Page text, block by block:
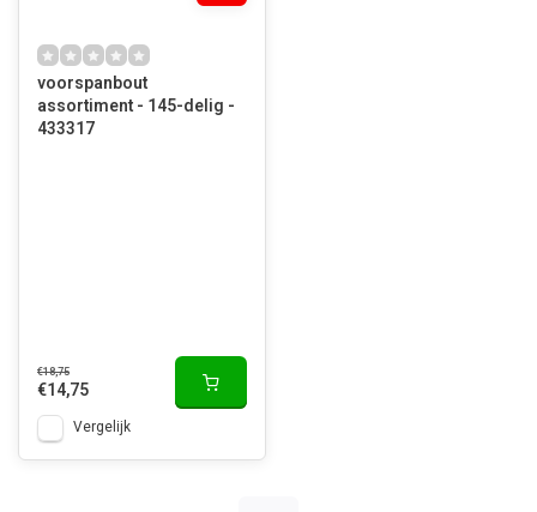
voorspanbout
assortiment - 145-delig -
433317
€18,75
€14,75
Vergelijk